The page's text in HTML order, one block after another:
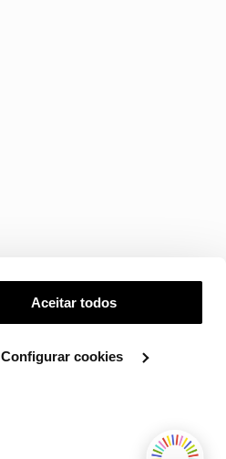
Aceitar todos
Configurar cookies